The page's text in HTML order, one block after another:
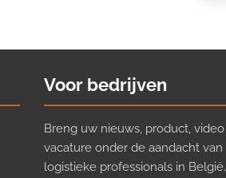
Voor bedrijven
Breng uw nieuws, product,
vacature onder de aandacht van
logistieke professionals in België.